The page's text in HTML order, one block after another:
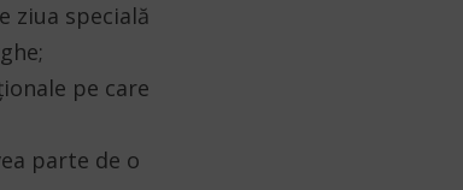
ziua specială
pe care
parte de o